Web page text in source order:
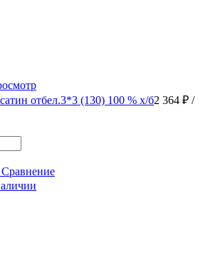
отбел.3*3 (130) 100 % х/б2 364 ₽ /
Сравнение